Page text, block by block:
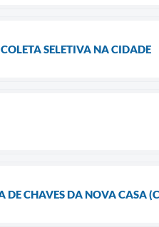
SELETIVA NA CIDADE
DE CHAVES DA NOVA CASA